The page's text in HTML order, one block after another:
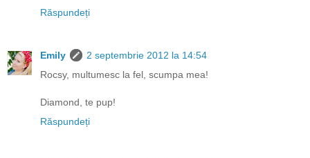
Răspundeți
Emily
2 septembrie 2012 la 14:54
Rocsy, multumesc la fel, scumpa mea!
Diamond, te pup!
Răspundeți